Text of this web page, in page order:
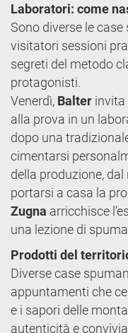
Laboratori: come
Sono diverse le
visitatori sessioni
segreti del metodo
protagonisti.
Venerdì, Balter invita
alla prova in un
dopo una
cimentarsi
della produzione,
portarsi a casa la
Zugna arricchisce
una lezione di
Prodotti del
Diverse case
appuntamenti che
e i sapori delle
autenticità e